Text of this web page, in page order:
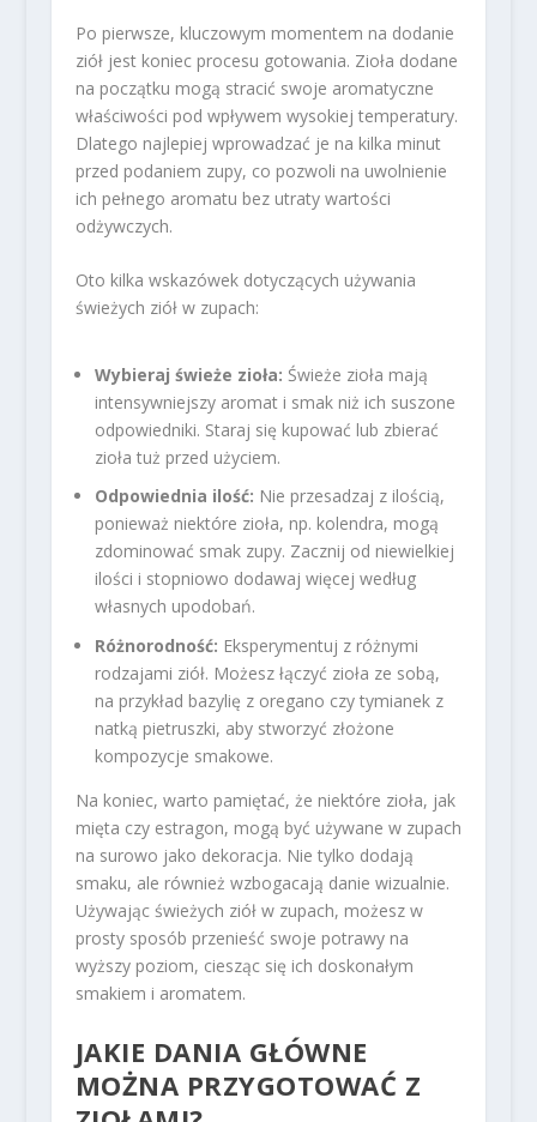
Po pierwsze, kluczowym momentem na dodanie
ziół jest koniec procesu gotowania. Zioła dodane
na początku mogą stracić swoje aromatyczne
właściwości pod wpływem wysokiej temperatury.
Dlatego najlepiej wprowadzać je na kilka minut
przed podaniem zupy, co pozwoli na uwolnienie
ich pełnego aromatu bez utraty wartości
odżywczych.
Oto kilka wskazówek dotyczących używania
świeżych ziół w zupach:
Wybieraj świeże zioła: Świeże zioła mają
intensywniejszy aromat i smak niż ich suszone
odpowiedniki. Staraj się kupować lub zbierać
zioła tuż przed użyciem.
Odpowiednia ilość: Nie przesadzaj z ilością,
ponieważ niektóre zioła, np. kolendra, mogą
zdominować smak zupy. Zacznij od niewielkiej
ilości i stopniowo dodawaj więcej według
własnych upodobań.
Różnorodność: Eksperymentuj z różnymi
rodzajami ziół. Możesz łączyć zioła ze sobą,
na przykład bazylię z oregano czy tymianek z
natką pietruszki, aby stworzyć złożone
kompozycje smakowe.
Na koniec, warto pamiętać, że niektóre zioła, jak
mięta czy estragon, mogą być używane w zupach
na surowo jako dekoracja. Nie tylko dodają
smaku, ale również wzbogacają danie wizualnie.
Używając świeżych ziół w zupach, możesz w
prosty sposób przenieść swoje potrawy na
wyższy poziom, ciesząc się ich doskonałym
smakiem i aromatem.
JAKIE DANIA GŁÓWNE
MOŻNA PRZYGOTOWAĆ Z